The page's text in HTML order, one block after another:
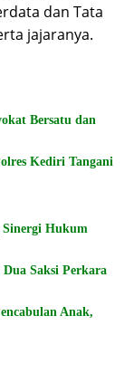
dan Tata
jajaranya.
Bersatu dan
Kediri Tangani
Hukum
Saksi Perkara
Anak,